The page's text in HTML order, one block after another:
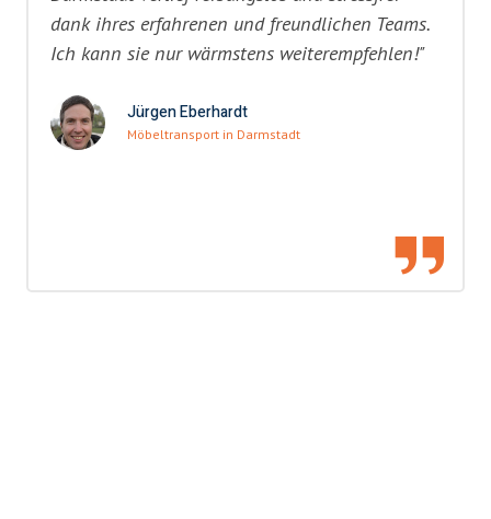
dank ihres erfahrenen und freundlichen Teams.
Ich kann sie nur wärmstens weiterempfehlen!"
Jürgen Eberhardt
Möbeltransport in Darmstadt